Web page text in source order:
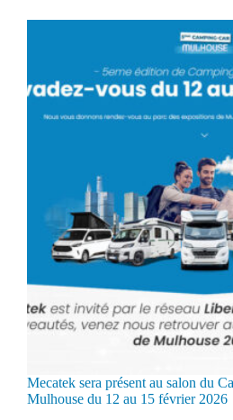
Mecatek sera présent au salon du
Mulhouse du 12 au 15 février 2026